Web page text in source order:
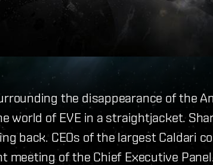
the disappearance of the
world of EVE in a straightjacket.
back. CEOs of the largest Caldari
meeting of the Chief Executive